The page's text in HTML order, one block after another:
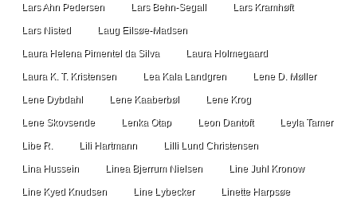
Lars Ahn Pedersen Lars Behn-Segall Lars Kramhøft
Lars Nisted Laug Eilsøe-Madsen
Laura Helena Pimentel da Silva Laura Holmegaard
Laura K. T. Kristensen Lea Kala Landgren Lene D. Møller
Lene Dybdahl Lene Kaaberbøl Lene Krog
Lene Skovsende Lenka Otap Leon Dantoft Leyla Tamer
Libe R. Lili Hartmann Lilli Lund Christensen
Lina Hussein Linea Bjerrum Nielsen Line Juhl Kronow
Line Kyed Knudsen Line Lybecker Linette Harpsøe